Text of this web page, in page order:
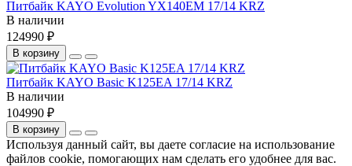
Питбайк KAYO Evolution YX140EM 17/14 KRZ
В наличии
124990 ₽
В корзину
Питбайк KAYO Basic K125EA 17/14 KRZ
В наличии
104990 ₽
В корзину
Используя данный сайт, вы даете согласие на использование
файлов cookie, помогающих нам сделать его удобнее для вас.